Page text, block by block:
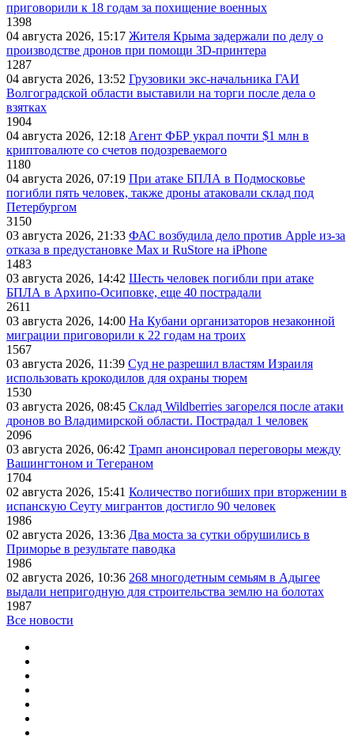
приговорили к 18 годам за похищение военных
1398
04 августа 2026, 15:17 Жителя Крыма задержали по делу о
производстве дронов при помощи 3D‑принтера
1287
04 августа 2026, 13:52 Грузовики экс-начальника ГАИ
Волгоградской области выставили на торги после дела о
взятках
1904
04 августа 2026, 12:18 Агент ФБР украл почти $1 млн в
криптовалюте со счетов подозреваемого
1180
04 августа 2026, 07:19 При атаке БПЛА в Подмосковье
погибли пять человек, также дроны атаковали склад под
Петербургом
3150
03 августа 2026, 21:33 ФАС возбудила дело против Apple из-за
отказа в предустановке Max и RuStore на iPhone
1483
03 августа 2026, 14:42 Шесть человек погибли при атаке
БПЛА в Архипо-Осиповке, еще 40 пострадали
2611
03 августа 2026, 14:00 На Кубани организаторов незаконной
миграции приговорили к 22 годам на троих
1567
03 августа 2026, 11:39 Суд не разрешил властям Израиля
использовать крокодилов для охраны тюрем
1530
03 августа 2026, 08:45 Склад Wildberries загорелся после атаки
дронов во Владимирской области. Пострадал 1 человек
2096
03 августа 2026, 06:42 Трамп анонсировал переговоры между
Вашингтоном и Тегераном
1704
02 августа 2026, 15:41 Количество погибших при вторжении в
испанскую Сеуту мигрантов достигло 90 человек
1986
02 августа 2026, 13:36 Два моста за сутки обрушились в
Приморье в результате паводка
1986
02 августа 2026, 10:36 268 многодетным семьям в Адыгее
выдали непригодную для строительства землю на болотах
1987
Все новости